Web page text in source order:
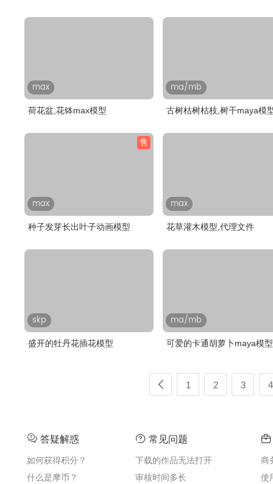
max
荷花盆,花钵max模型
ma/mb
古树枯树枯枝,树干maya模
售
max
种子发芽长出叶子动画模型
max
花草灌木模型,代理文件
skp
盛开的牡丹花插花模型
ma/mb
可爱的卡通胡萝卜maya模
1 2 3 4
答疑解惑
如何获得积分？
什么是摩币？
常见问题
下载的作品无法打开
审核时间多长
商
使